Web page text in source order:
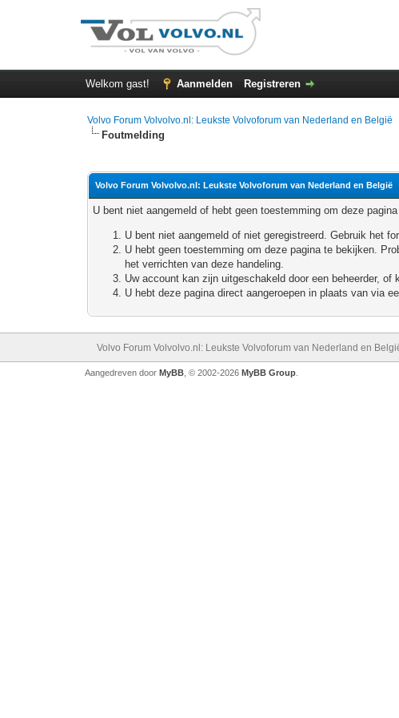
Welkom gast! Aanmelden Registreren
Volvo Forum Volvolvo.nl: Leukste Volvoforum van Nederland en België
Foutmelding
Volvo Forum Volvolvo.nl: Leukste Volvoforum van Nederland en België
U bent niet aangemeld of hebt geen toestemming om deze
U bent niet aangemeld of niet geregistreerd. Gebruik het
U hebt geen toestemming om deze pagina te bekijken.
het verrichten van deze handeling.
Uw account kan zijn uitgeschakeld door een beheerder,
U hebt deze pagina direct aangeroepen in plaats van via
Volvo Forum Volvolvo.nl: Leukste Volvoforum van Nederland en
Aangedreven door MyBB, © 2002-2026 MyBB Group.